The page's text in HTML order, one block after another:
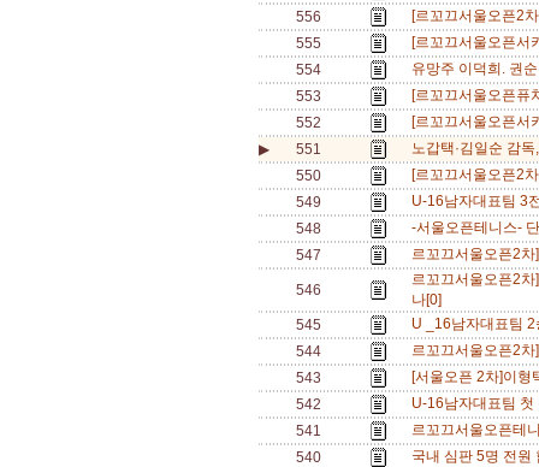
556
[르꼬끄서울오픈2
555
[르꼬끄서울오픈서
554
유망주 이덕희. 권
553
[르꼬끄서울오픈퓨
552
[르꼬끄서울오픈서
▶
551
노갑택·김일순 감
550
[르꼬끄서울오픈2
549
U-16남자대표팀 3
548
-서울오픈테니스-
547
르꼬끄서울오픈2
546
르꼬끄서울오픈2
나[0]
545
U _16남자대표팀
544
르꼬끄서울오픈2
543
[서울오픈 2차]이
542
U-16남자대표팀
541
르꼬끄서울오픈테
540
국내 심판 5명 전